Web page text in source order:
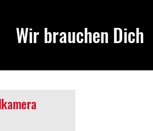
Wir brauchen Dich